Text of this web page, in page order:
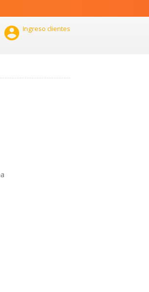
 Ingreso clientes